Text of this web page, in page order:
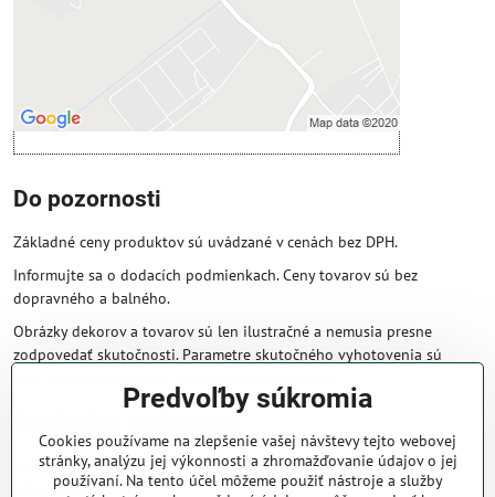
Povoliť a zapamätať - súhlas s druhom
cookie: Funkčné
Otvoriť obsah v novom okne
Do pozornosti
Základné ceny produktov sú uvádzané v cenách bez DPH.
Informujte sa o dodacích podmienkach. Ceny tovarov sú bez
dopravného a balného.
Obrázky dekorov a tovarov sú len ilustračné a nemusia presne
zodpovedať skutočnosti. Parametre skutočného vyhotovenia sú
Obchodné podmienky
Naše obchodné podmienky zaručujú bezproblémové spracovanie
Vašej zakázky online.
Predvoľby súkromia
Cookies používame na zlepšenie vašej návštevy tejto webovej
stránky, analýzu jej výkonnosti a zhromažďovanie údajov o jej
používaní. Na tento účel môžeme použiť nástroje a služby